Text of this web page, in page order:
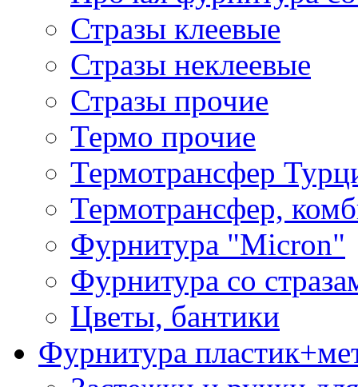
Стразы клеевые
Стразы неклеевые
Стразы прочие
Термо прочие
Термотрансфер
Термотрансфер,
Фурнитура "Micron"
Фурнитура со
Цветы, бантики
Фурнитура